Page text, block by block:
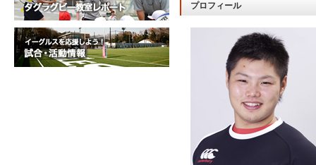
プロフィール